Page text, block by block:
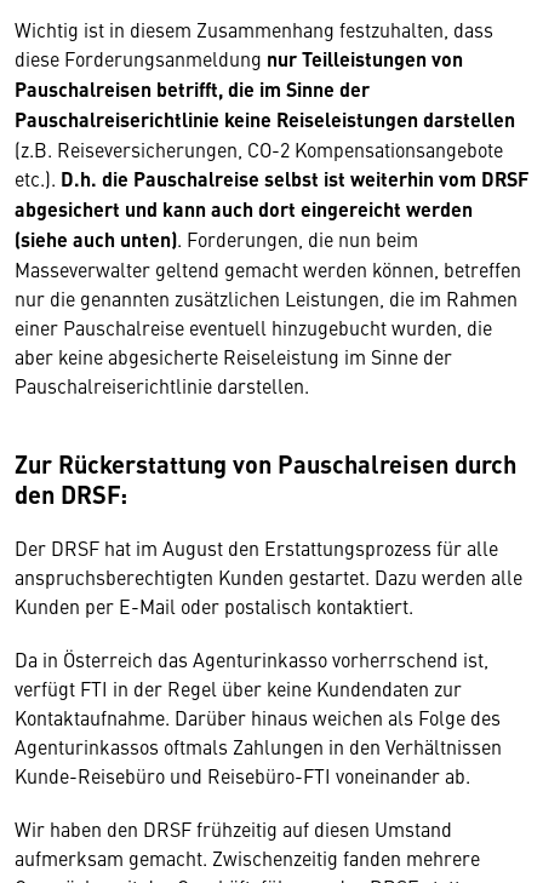
Wichtig ist in diesem Zusammenhang festzuhalten, dass
diese Forderungsanmeldung nur Teilleistungen von
Pauschalreisen betrifft, die im Sinne der
Pauschalreiserichtlinie keine Reiseleistungen darstellen
(z.B. Reiseversicherungen, CO-2 Kompensationsangebote
etc.). D.h. die Pauschalreise selbst ist weiterhin vom DRSF
abgesichert und kann auch dort eingereicht werden
(siehe auch unten). Forderungen, die nun beim
Masseverwalter geltend gemacht werden können, betreffen
nur die genannten zusätzlichen Leistungen, die im Rahmen
einer Pauschalreise eventuell hinzugebucht wurden, die
aber keine abgesicherte Reiseleistung im Sinne der
Pauschalreiserichtlinie darstellen.
Zur Rückerstattung von Pauschalreisen durch
den DRSF:
Der DRSF hat im August den Erstattungsprozess für alle
anspruchsberechtigten Kunden gestartet. Dazu werden alle
Kunden per E-Mail oder postalisch kontaktiert.
Da in Österreich das Agenturinkasso vorherrschend ist,
verfügt FTI in der Regel über keine Kundendaten zur
Kontaktaufnahme. Darüber hinaus weichen als Folge des
Agenturinkassos oftmals Zahlungen in den Verhältnissen
Kunde-Reisebüro und Reisebüro-FTI voneinander ab.
Wir haben den DRSF frühzeitig auf diesen Umstand
aufmerksam gemacht. Zwischenzeitig fanden mehrere